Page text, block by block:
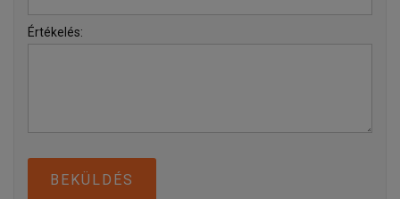
Értékelés:
BEKÜLDÉS